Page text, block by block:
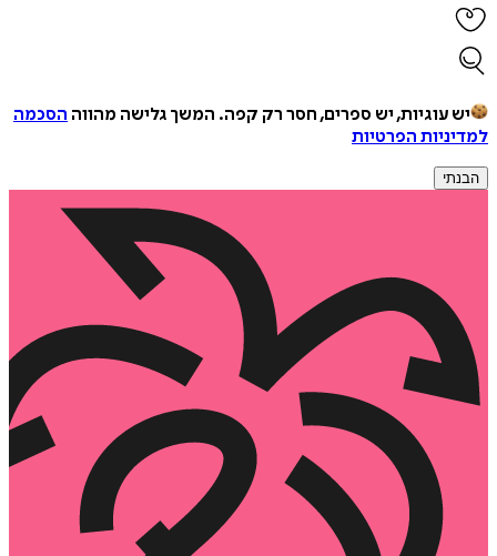
יש עוגיות, יש ספרים, חסר רק קפה. המשך גלישה מהווה הסכמה
למדיניות הפרטיות
הבנתי